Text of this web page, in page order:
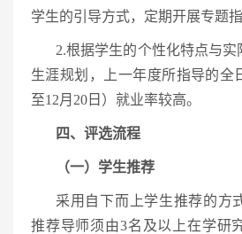
学生的引导方式，定期开展专题指
2.根据学生的个性化特点与
生涯规划，上一年度所指导的全
至12月20日）就业率较高。
四、评选流程
（一）学生推荐
采用自下而上学生推荐的方
推荐导师须由3名及以上在学研